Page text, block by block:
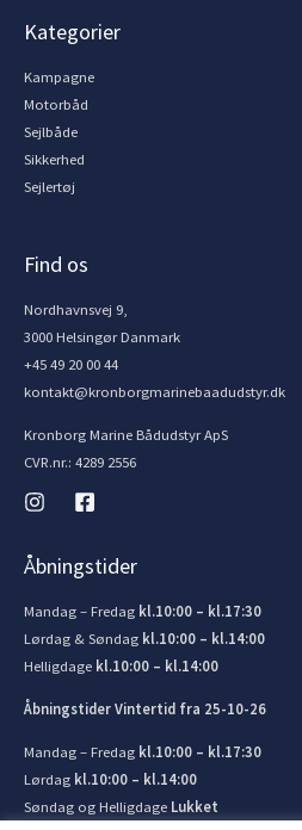
Kategorier
Kampagne
Motorbåd
Sejlbåde
Sikkerhed
Sejlertøj
Find os
Nordhavnsvej 9,
3000 Helsingør Danmark
+45 49 20 00 44
kontakt@kronborgmarinebaadudstyr.dk
Kronborg Marine Bådudstyr ApS
CVR.nr.: 4289 2556
Åbningstider
Mandag – Fredag kl.10:00 – kl.17:30
Lørdag & Søndag kl.10:00 – kl.14:00
Helligdage kl.10:00 – kl.14:00
Åbningstider Vintertid fra 25-10-26
Mandag – Fredag kl.10:00 – kl.17:30
Lørdag kl.10:00 – kl.14:00
Søndag og Helligdage Lukket